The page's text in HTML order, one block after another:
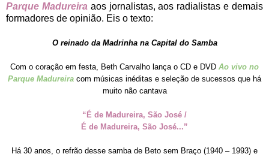
Parque Madureira aos jornalistas, aos radialistas e demais
formadores de opinião. Eis o texto:
O reinado da Madrinha na Capital do Samba
Com o coração em festa, Beth Carvalho lança o CD e DVD Ao vivo no
Parque Madureira com músicas inéditas e seleção de sucessos que há
muito não cantava
“É de Madureira, São José /
É de Madureira, São José...”
Há 30 anos, o refrão desse samba de Beto sem Braço (1940 – 1993) e